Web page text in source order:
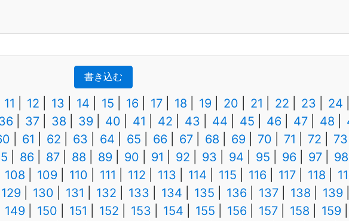
書き込む
11 12 13 14 15 16 17 18 19 20 21 22 23 24
37 38 39 40 41 42 43 44 45 46 47 48
61 62 63 64 65 66 67 68 69 70 71 72 73
86 87 88 89 90 91 92 93 94 95 96 97 98
108
109 110 111 112 113 114 115 116 117 118
129
130 131 132 133 134 135 136 137 138 139
149
150 151 152 153 154 155 156 157 158 159